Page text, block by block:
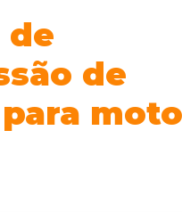
de
de